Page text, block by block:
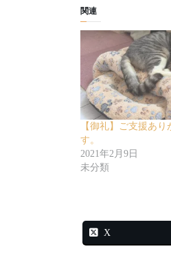
関連
【御礼】ご支援あり
す。
2021年2月9日
未分類
X